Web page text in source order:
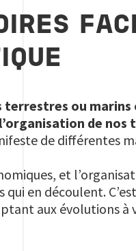
terrestres ou
de
de différentes
et
qui en découlent.
aux évolutions à